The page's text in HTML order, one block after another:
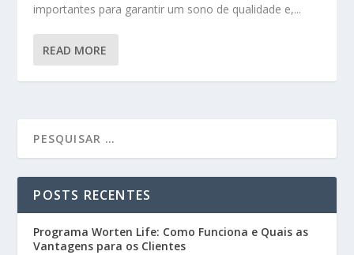
importantes para garantir um sono de qualidade e,...
READ MORE
POSTS RECENTES
Programa Worten Life: Como Funciona e Quais as
Vantagens para os Clientes